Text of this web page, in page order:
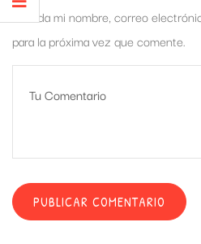
Guarda mi nombre, correo
para la próxima vez que comente.